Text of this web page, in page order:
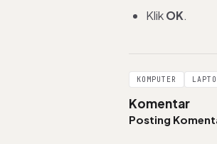
KlikOK.
KOMPUTER
Komentar
Posting